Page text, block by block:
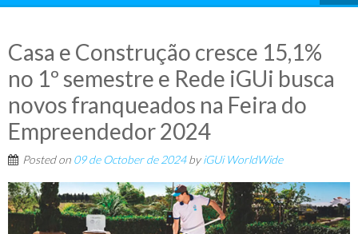
Casa e Construção cresce 15,1%
no 1º semestre e Rede iGUi busca
novos franqueados na Feira do
Empreendedor 2024
Posted on 09 de October de 2024byiGUi WorldWide